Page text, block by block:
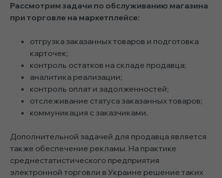
Рассмотрим задачи по обслуживанию магазина
при торговле на маркетплейсе:
отгрузка заказанных товаров и подготовка
карточек;
контроль остатков на складе продавца;
аналитика реализации;
контроль оплат и задолженностей;
отслеживание статуса заказанных товаров;
коммуникация с заказчиками.
Дополнительной задачей для продавца является
также обеспечение рекламы. На практике
среднестатистического предприятия
электронной торговли в Украине решение таких